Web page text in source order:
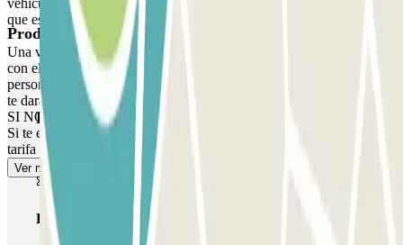
vehículo, recoge el ticket a la entrada y aparca en cualquier plaza
que esté libre.
Una vez te hayas bajado del coche, acércate a la cabina de control
con el justificante Parclick y el ticket que has recogido. Allí nuestro
personal comprobará tu reserva usando el localizador de tu reserva y
te dará la tarjeta que te permitirá las múltiples entradas y salidas.
SI NO HAY PERSONAL: Usa el interfono
Si te excedes de tiempo tendrás que abonar la diferencia según la
tarifa regular del parking.
Ver más
Productos de Parclick
Productos de Parclick
Pase básico